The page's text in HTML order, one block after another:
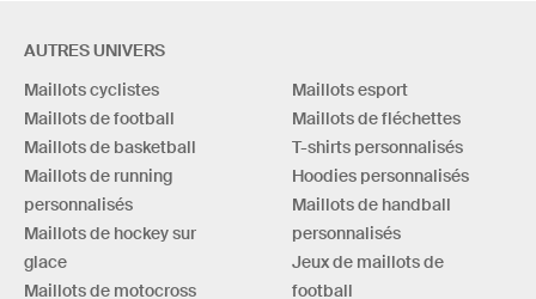
AUTRES UNIVERS
Maillots cyclistes
Maillots de football
Maillots de basketball
Maillots de running
personnalisés
Maillots de hockey sur
glace
Maillots de motocross
Maillots esport
Maillots de fléchettes
T-shirts personnalisés
Hoodies personnalisés
Maillots de handball
personnalisés
Jeux de maillots de
football